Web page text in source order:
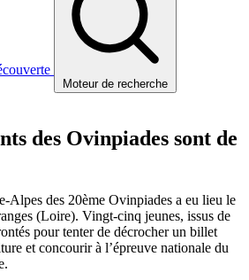
Moteur de recherche
des Ovinpiades sont de
Alpes des 20ème Ovinpiades a eu lieu le
(Loire). Vingt-cinq jeunes, issus de
pour tenter de décrocher un billet
et concourir à l’épreuve nationale du